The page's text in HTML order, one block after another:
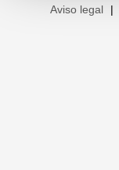
Aviso legal |